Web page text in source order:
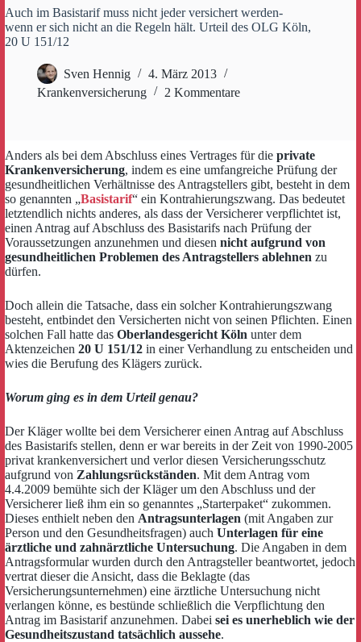
Auch im Basistarif muss nicht jeder versichert werden-
wenn er sich nicht an die Regeln hält. Urteil des OLG Köln,
20 U 151/12
Sven Hennig
4. März 2013
Krankenversicherung
2 Kommentare
Anders als bei dem Abschluss eines Vertrages für die private
Krankenversicherung, indem es eine umfangreiche Prüfung der
gesundheitlichen Verhältnisse des Antragstellers gibt, besteht in dem
so genannten „Basistarif“ ein Kontrahierungszwang. Das bedeutet
letztendlich nichts anderes, als dass der Versicherer verpflichtet ist,
einen Antrag auf Abschluss des Basistarifs nach Prüfung der
Voraussetzungen anzunehmen und diesen nicht aufgrund von
gesundheitlichen Problemen des Antragstellers ablehnen zu
dürfen.
Doch allein die Tatsache, dass ein solcher Kontrahierungszwang
besteht, entbindet den Versicherten nicht von seinen Pflichten. Einen
solchen Fall hatte das Oberlandesgericht Köln unter dem
Aktenzeichen 20 U 151/12 in einer Verhandlung zu entscheiden und
wies die Berufung des Klägers zurück.
Worum ging es in dem Urteil genau?
Der Kläger wollte bei dem Versicherer einen Antrag auf Abschluss
des Basistarifs stellen, denn er war bereits in der Zeit von 1990-2005
privat krankenversichert und verlor diesen Versicherungsschutz
aufgrund von Zahlungsrückständen. Mit dem Antrag vom
4.4.2009 bemühte sich der Kläger um den Abschluss und der
Versicherer ließ ihm ein so genanntes „Starterpaket“ zukommen.
Dieses enthielt neben den Antragsunterlagen (mit Angaben zur
Person und den Gesundheitsfragen) auch Unterlagen für eine
ärztliche und zahnärztliche Untersuchung. Die Angaben in dem
Antragsformular wurden durch den Antragsteller beantwortet, jedoch
vertrat dieser die Ansicht, dass die Beklagte (das
Versicherungsunternehmen) eine ärztliche Untersuchung nicht
verlangen könne, es bestünde schließlich die Verpflichtung den
Antrag im Basistarif anzunehmen. Dabei sei es unerheblich wie der
Gesundheitszustand tatsächlich aussehe.